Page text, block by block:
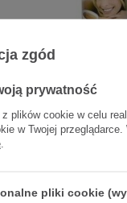
1200
15,30
0,01 zł /
zgód
prywatność
plików cookie w celu
w Twojej
pliki cookie